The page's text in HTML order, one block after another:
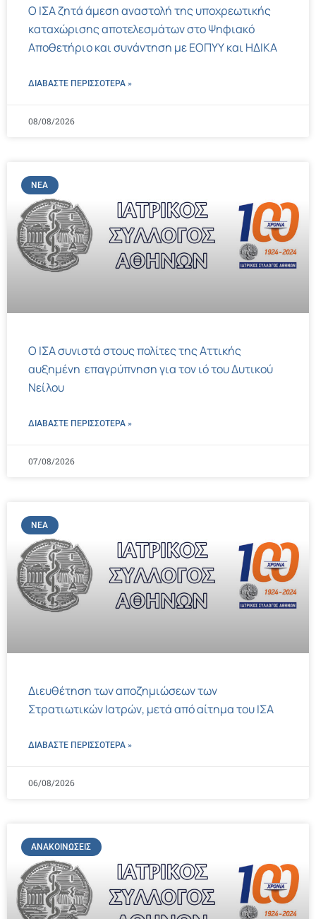
Ο ΙΣΑ ζητά άμεση αναστολή της υποχρεωτικής
καταχώρισης αποτελεσμάτων στο Ψηφιακό
Αποθετήριο και συνάντηση με ΕΟΠΥΥ και ΗΔΙΚΑ
ΔΙΑΒΑΣΤΕ ΠΕΡΙΣΣΌΤΕΡΑ »
08/08/2026
ΝΈΑ
Ο ΙΣΑ συνιστά στους πολίτες της Αττικής
αυξημένη επαγρύπνηση για τον ιό του Δυτικού
Νείλου
ΔΙΑΒΑΣΤΕ ΠΕΡΙΣΣΌΤΕΡΑ »
07/08/2026
ΝΈΑ
Διευθέτηση των αποζημιώσεων των
Στρατιωτικών Ιατρών, μετά από αίτημα του ΙΣΑ
ΔΙΑΒΑΣΤΕ ΠΕΡΙΣΣΌΤΕΡΑ »
06/08/2026
ΑΝΑΚΟΙΝΏΣΕΙΣ